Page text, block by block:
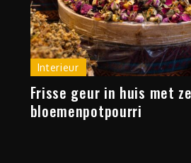
Interieur
Frisse geur in huis met
bloemenpotpourri